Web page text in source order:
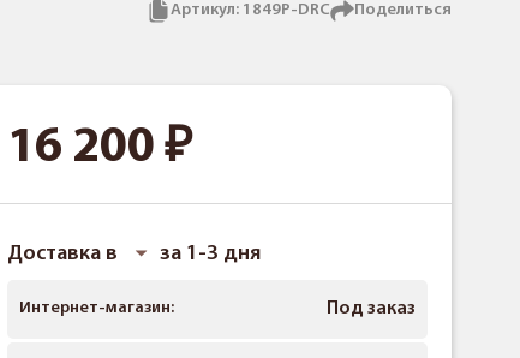
Артикул: 1849P-DRC Поделиться
16 200
Доставка в за 1-3 дня
Интернет-магазин: Под заказ